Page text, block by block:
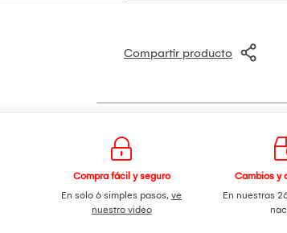
Compartir producto
Compra fácil y seguro
En solo 6 simples pasos,ve
nuestro video
Cambios y
En nuestras